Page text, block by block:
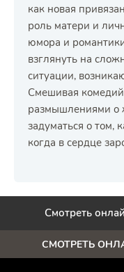
как новая
роль матери и
юмора и
взглянуть на
ситуации,
Смешивая
размышлениями о
задуматься о том,
когда в сердце
Смотреть
СМОТРЕТЬ